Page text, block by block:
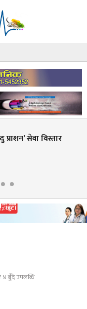
सेवा विस्तार
४ बुँदे उपलब्धि